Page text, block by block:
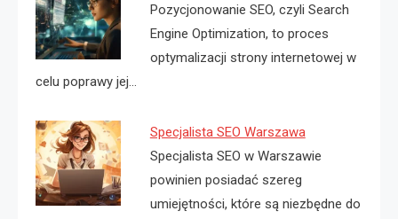
Pozycjonowanie SEO, czyli Search
Engine Optimization, to proces
optymalizacji strony internetowej w
celu poprawy jej…
Specjalista SEO Warszawa
Specjalista SEO w Warszawie
powinien posiadać szereg
umiejętności, które są niezbędne do